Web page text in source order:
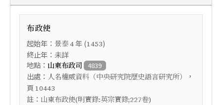
布政使
起始年： 景泰4年 (1453)
終止年：未詳
地點： 山東布政司 4839
出處： 人名權威資料（中央研究院歷史語言研究所）
，
頁 10443
註： 山東布政使(明實錄:英宗實錄;227卷)